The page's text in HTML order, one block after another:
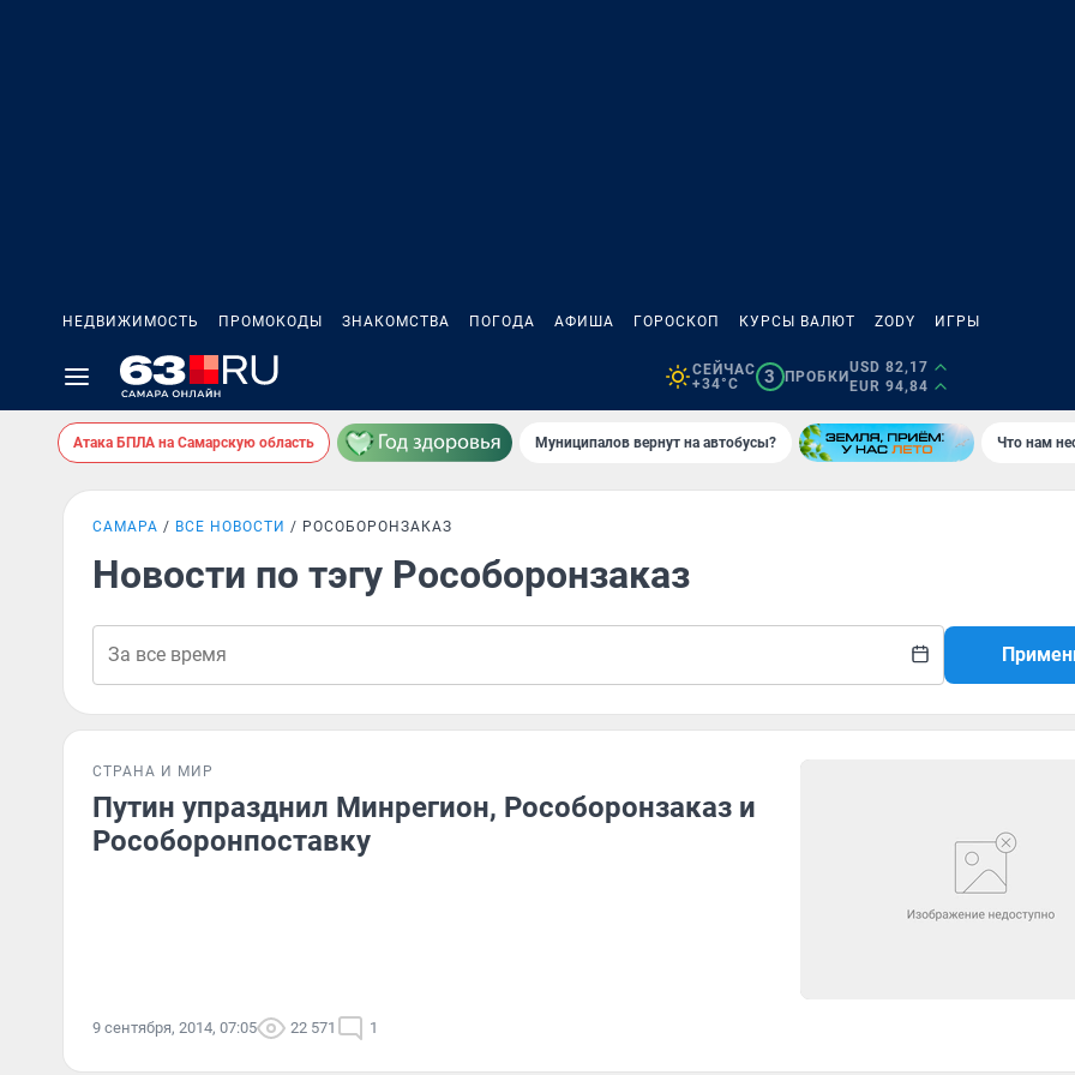
НЕДВИЖИМОСТЬ ПРОМОКОДЫ ЗНАКОМСТВА ПОГОДА АФИША ГОРОСКОП КУРСЫ ВАЛЮТ ZODY ИГРЫ
СЕЙЧАС
+34°C
3 ПРОБКИ
USD 82,17
EUR 94,84
Атака БПЛА на Самарскую область Муниципалов вернут на автобусы? Что нам
САМАРА ВСЕ НОВОСТИ РОСОБОРОНЗАКАЗ
Новости по тэгу Рособоронзаказ
СТРАНА И МИР
Путин упразднил Минрегион, Рособоронзаказ и
Рособоронпоставку
9 сентября, 2014, 07:05 22 571 1